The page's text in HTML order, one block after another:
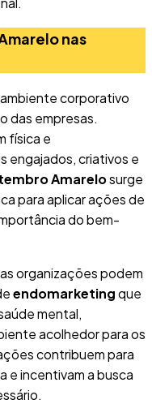
nas
corporativo
das empresas.
física e
engajados, criativos e
Amarelosurge
para aplicar ações de
do bem-
as organizações podem
endomarketingque
mental,
acolhedor para os
contribuem para
e incentivam a busca